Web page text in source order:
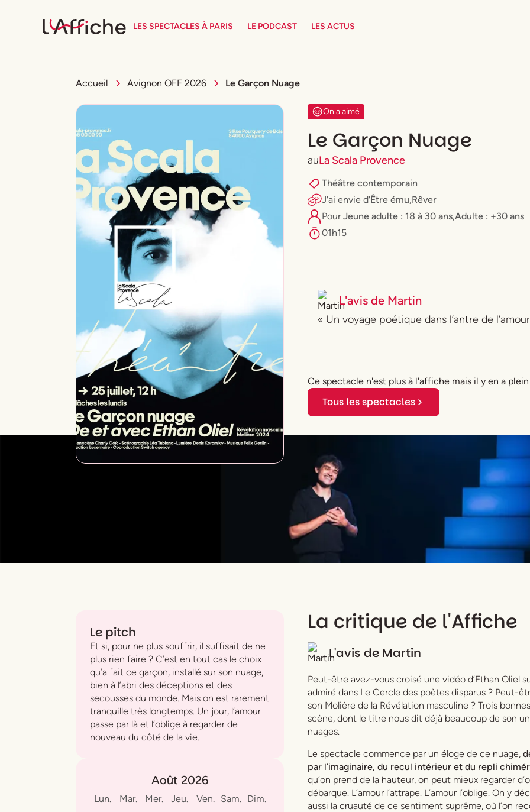
LES SPECTACLES À PARIS LE PODCAST LES ACTUS
Accueil Avignon OFF 2026 Le Garçon Nuage
On a aimé
Le Garçon Nuage
auLa Scala Provence
Théâtre contemporain
J'ai envie d'Être ému,Rêver
Pour⁠Jeune adulte : 18 à 30 ans,Adulte : +30 ans
01h15
L'avis de Martin
« Un voyage poétique dans l’antre de
Ce spectacle n'est plus à l'affiche mais il y en a
Tous les spectacles
Le pitch
Et si, pour ne plus souffrir, il suffisait de ne
plus rien faire ? C’est en tout cas le choix
qu’a fait ce garçon, installé sur son nuage,
bien à l’abri des déceptions et des
secousses du monde. Mais on est rarement
tranquille très longtemps. Un jour, l’amour
passe par là et l’oblige à regarder de
nouveau du côté de la vie.
Août 2026
Lun. Mar. Mer. Jeu. Ven. Sam. Dim.
La critique de l'Affiche
L'avis de Martin
Peut-être avez-vous croisé une vidéo d’Ethan Oliel
admiré dans Le Cercle des poètes disparus ? Peut-
son Molière de la Révélation masculine ? Trois
scène, dont le titre nous dit déjà beaucoup de son
nuages.
Le spectacle commence par un éloge de ce nuage,
par l’imaginaire, du recul intérieur et du repli
qu’on prend de la hauteur, on peut mieux regarder
débarque. L’amour l’attrape. L’amour l’oblige. On y
aussi la cruauté de ce sentiment suprême, où l’on